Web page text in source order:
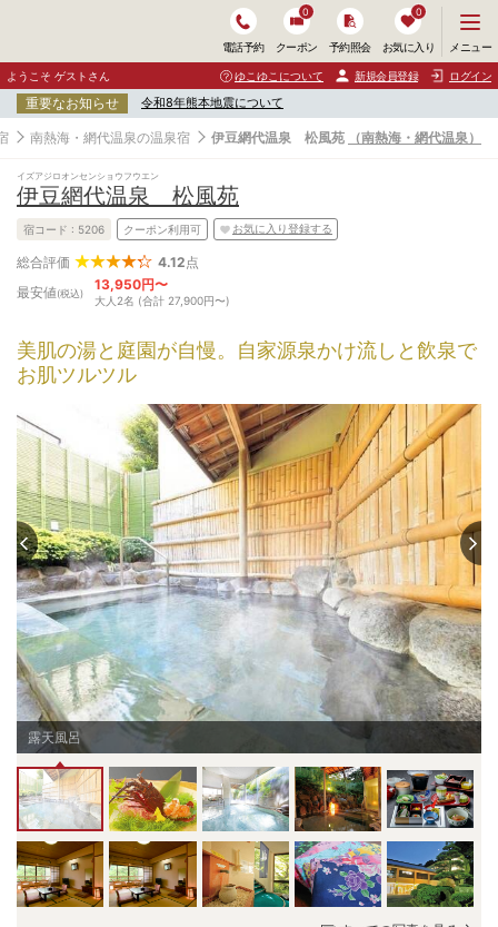
電話予約 クーポン
0
予約照会 お気に入り
0
ニ
ュ
ー
開
く
メニュー
ようこそ ゲストさん ゆこゆこについて 新規会員登録 ログイン
重要なお知らせ 令和8年熊本地震について
南熱海・網代温泉の温泉宿 伊豆網代温泉 松風苑 （南熱海・網代温泉）
イズアジロオンセンショウフウエン
伊豆網代温泉 松風苑
宿コード : 5206 クーポン利用可 お気に入り登録する
総合評価 4.12 点
最安値(税込)
13,950円〜
大人2名 (合計 27,900円〜)
美肌の湯と庭園が自慢。自家源泉かけ流しと飲泉で
お肌ツルツル
露天風呂